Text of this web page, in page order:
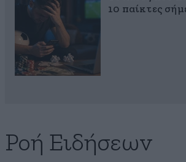
10 παίκτες
Ροή Ειδήσεων